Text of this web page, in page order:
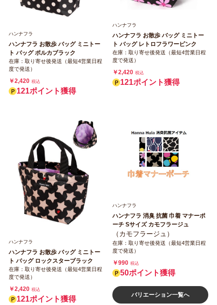
ハンナフラ
ハンナフラ お散歩 バッグ ミニトー
ト バッグ ポルカブラック
在庫：取り寄せ後発送（最短4営業日程
度で発送）
￥2,420 税込
121ポイント獲得
ハンナフラ
ハンナフラ お散歩 バッグ ミニトー
ト バッグ レトロフラワーピンク
在庫：取り寄せ後発送（最短4営業日程
度で発送）
￥2,420 税込
121ポイント獲得
ハンナフラ
ハンナフラ お散歩 バッグ ミニトー
ト バッグ ロックスターブラック
在庫：取り寄せ後発送（最短4営業日程
度で発送）
￥2,420 税込
121ポイント獲得
ハンナフラ
ハンナフラ 消臭 抗菌 巾着 マナーポ
ーチ Sサイズ カモフラージュ
（カモフラージュ）
在庫：取り寄せ後発送（最短4営業日程
度で発送）
￥990 税込
50ポイント獲得
バリエーション一覧へ